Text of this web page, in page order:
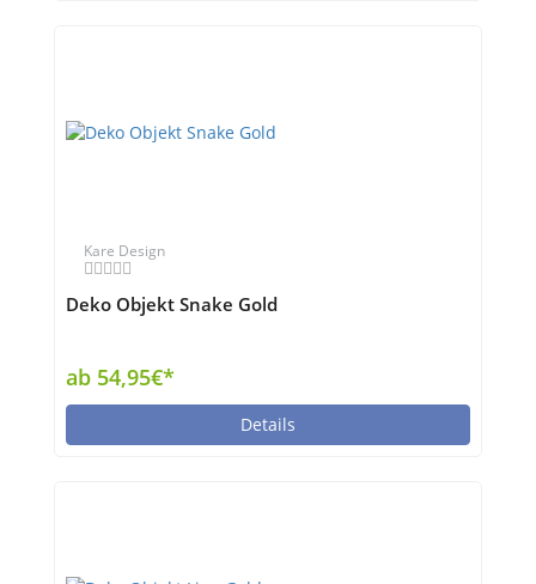
Kare Design
Deko Objekt Snake Gold
ab 54,95€*
Details